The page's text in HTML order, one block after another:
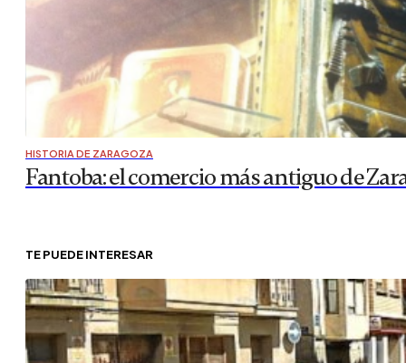
HISTORIA DE ZARAGOZA
Fantoba: el comercio más antiguo de
TE PUEDE INTERESAR